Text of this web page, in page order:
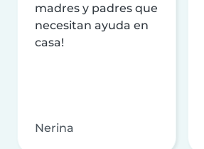
madres y padres que
necesitan ayuda en
casa!
Nerina